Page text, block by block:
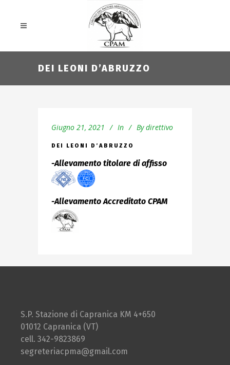
DEI LEONI D’ABRUZZO
Giugno 21, 2021 In By direttivo
DEI LEONI D’ABRUZZO
-Allevamento titolare di affisso
-Allevamento Accreditato CPAM
S.P. Stazione di Capranica KM 4+650
01012 Capranica (VT)
cell. 342-9823869
segreteriacpma@gmail.com